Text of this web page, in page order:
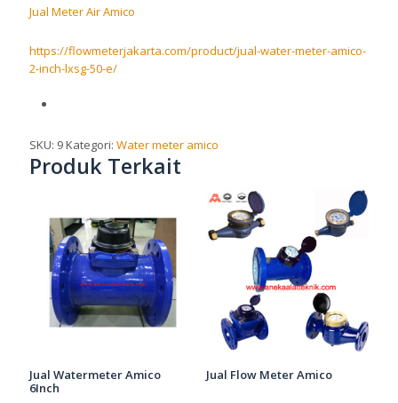
Jual Meter Air Amico
https://flowmeterjakarta.com/product/jual-water-meter-amico-
2-inch-lxsg-50-e/
SKU: 9Kategori:Water meter amico
Produk Terkait
Jual Watermeter Amico
6Inch
Jual Flow Meter Amico